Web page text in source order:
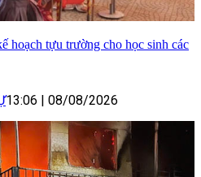
hoạch tựu trường cho học sinh các
13:06 08/08/2026